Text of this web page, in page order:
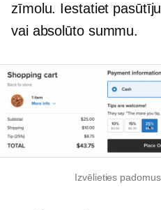
zīmolu. Iestatiet
vai absolūto summu.
Izvēlieties